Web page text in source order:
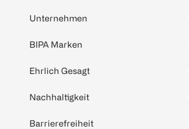
Unternehmen
BIPA Marken
Ehrlich Gesagt
Nachhaltigkeit
Barrierefreiheit